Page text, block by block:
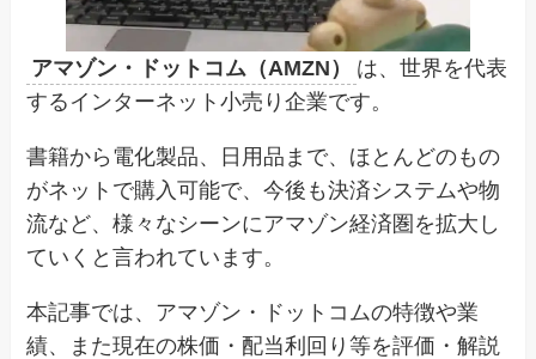
アマゾン・ドットコム（AMZN）
は、世界を代表
するインターネット小売り企業です。
書籍から電化製品、日用品まで、ほとんどのもの
がネットで購入可能で、今後も決済システムや物
流など、様々なシーンにアマゾン経済圏を拡大し
ていくと言われています。
本記事では、アマゾン・ドットコムの特徴や業
績、また現在の株価・配当利回り等を評価・解説